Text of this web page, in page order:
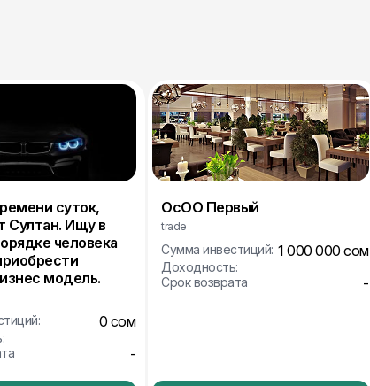
суток,
Султан. Ищу в
человека
модель.
0 сом
-
ОсОО Первый
trade
Сумма инвестиций: 1 000 000 сом
Доходность:
Срок возврата
-